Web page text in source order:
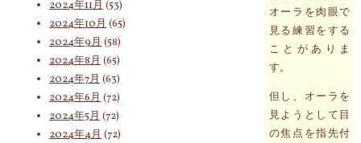
オーラを肉眼で
見る練習をする
ことがありま
す。
但し、オーラを
見ようとして目
の焦点を指先付
2024年11月 (53)
2024年10月 (65)
2024年9月 (58)
2024年8月 (65)
2024年7月 (63)
2024年6月 (72)
2024年5月 (72)
2024年4月 (72)